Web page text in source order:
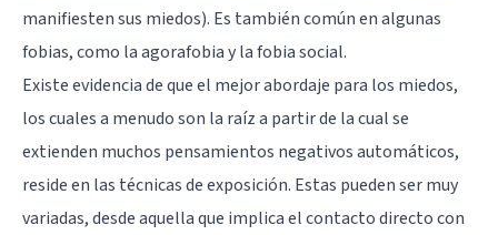
manifiesten sus miedos). Es también común en algunas
fobias, como la agorafobia y la fobia social.
Existe evidencia de que el mejor abordaje para los miedos,
los cuales a menudo son la raíz a partir de la cual se
extienden muchos pensamientos negativos automáticos,
reside en las técnicas de exposición. Estas pueden ser muy
variadas, desde aquella que implica el contacto directo con